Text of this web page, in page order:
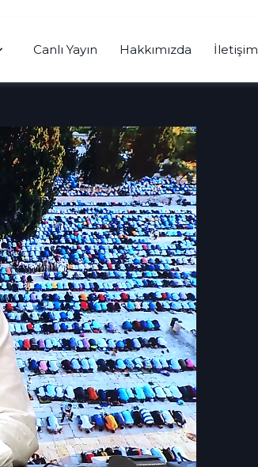
Canlı Yayın Hakkımızda İletişim